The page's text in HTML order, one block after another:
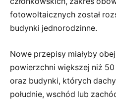
fotowoltaicznych został
budynki jednorodzinne.
Nowe przepisy miałyby
powierzchni większej niż
oraz budynki, których
południe, wschód lub